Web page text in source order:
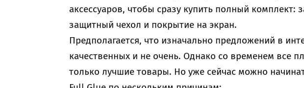
аксессуаров, чтобы сразу купить полный комплект:
защитный чехол и покрытие на экран.
Предполагается, что изначально предложений в
качественных и не очень. Однако со временем все
только лучшие товары. Но уже сейчас можно